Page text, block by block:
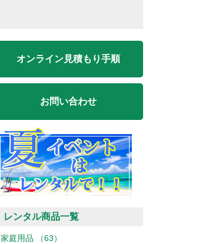
オンライン見積もり手順
お問い合わせ
レンタル商品一覧
家庭用品 （63）